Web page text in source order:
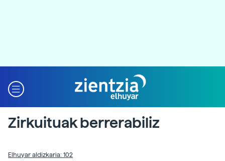
Zirkuituak berrerabiliz
Elhuyar aldizkaria: 102